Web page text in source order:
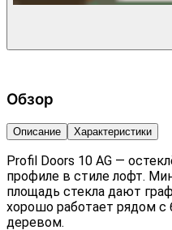
Обзор
Описание Характеристики
Profil Doors 10 AG —
профиле в стиле лофт.
площадь стекла дают
хорошо работает рядом с
деревом.